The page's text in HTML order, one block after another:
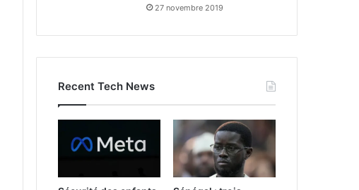
27 novembre 2019
Recent Tech News